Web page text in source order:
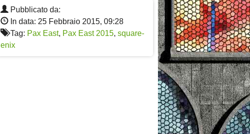
Pubblicato da:
In data: 25 Febbraio 2015, 09:28
Tag: Pax East, Pax East 2015, square-
enix